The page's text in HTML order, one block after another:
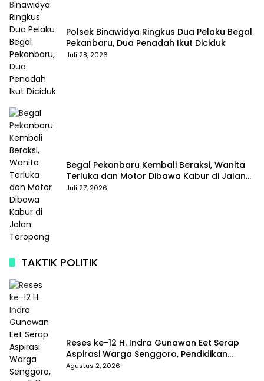
Polsek Binawidya Ringkus Dua Pelaku Begal
Pekanbaru, Dua Penadah Ikut Diciduk
Juli 28, 2026
Begal Pekanbaru Kembali Beraksi, Wanita
Terluka dan Motor Dibawa Kabur di Jalan
Teropong
Juli 27, 2026
TAKTIK POLITIK
Reses ke-12 H. Indra Gunawan Eet Serap
Aspirasi Warga Senggoro, Pendidikan
hingga BPJS Jadi Sorotan
Agustus 2, 2026